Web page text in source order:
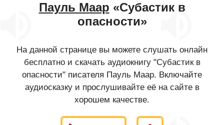
Пауль Маар «Субастик в
опасности»
На данной странице вы можете слушать онлайн
бесплатно и скачать аудиокнигу "Субастик в
опасности" писателя Пауль Маар. Включайте
аудиосказку и прослушивайте её на сайте в
хорошем качестве.